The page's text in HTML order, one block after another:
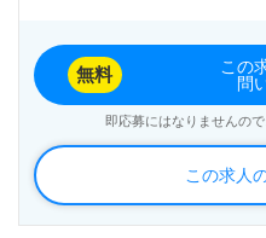
この求人
無料
この
問
即応募にはなりませんの